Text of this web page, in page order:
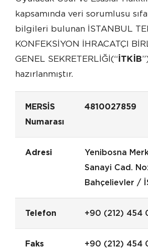
kapsamında veri sorumlusu
bilgileri bulunan İSTANBUL
KONFEKSİYON İHRACATÇI
GENEL SEKRETERLİĞİ(“İTKİB
hazırlanmıştır.
MERSİS
Numarası
4810027859
Adresi
Yenibosna
Sanayi Cad.
Bahçelievler /
Telefon +90 (212) 454
Faks +90 (212) 454